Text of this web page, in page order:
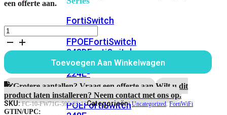
FortiSwitch
FPOEFortiSwitch
248DFortiSwitch
224EFortiswitch
224E-
POEFortiSwitch
248E-
POEFortiSwitch
een offerte aan.
FortiWiFi-
71G
FortiSASE
subscription
including
cloud
management
and
bandwidth
license
Toevoegen Aan Winkelwagen
Grotere aantallen? Vraag een offerte aan.Wilt u dit
product laten installeren? Neem contact met ons op.
SKU:FC-10-FW71G-595-02-12Categorieën:Uncategorized,FortiWiFi
GTIN/UPC: